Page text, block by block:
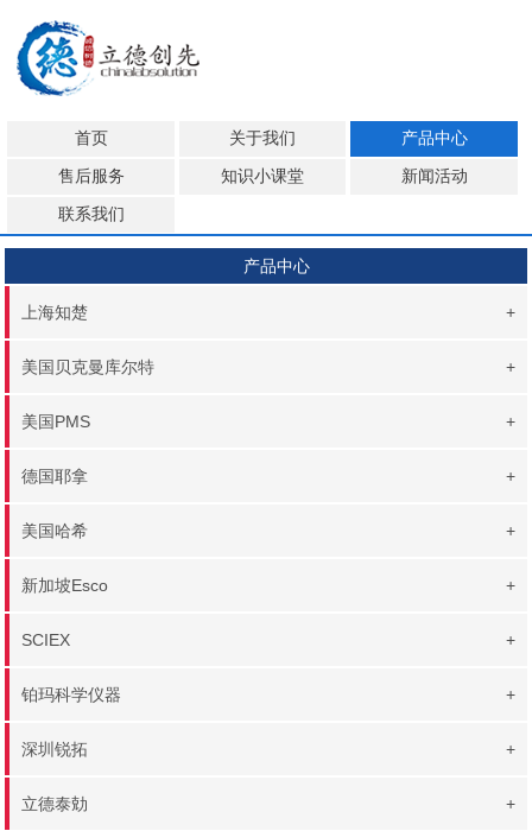
首页 关于我们 产品中心
售后服务 知识小课堂 新闻活动
联系我们
产品中心
上海知楚 +
美国贝克曼库尔特 +
美国PMS +
德国耶拿 +
美国哈希 +
新加坡Esco +
SCIEX +
铂玛科学仪器 +
深圳锐拓 +
立德泰勀 +